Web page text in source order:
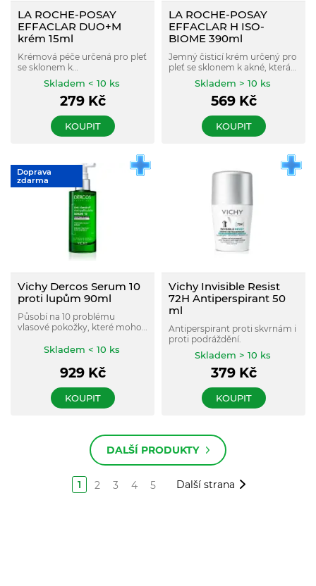
LA ROCHE-POSAY
EFFACLAR DUO+M
krém 15ml
Krémová péče určená pro pleť
se sklonem k
nedokonalostem, která
pomáhá zlepšit vzhled
problematické pleti,
nedokonalostí a podpořit
rovnováhu kožního
Skladem < 10 ks
279Kč
KOUPIT
LA ROCHE-POSAY
EFFACLAR H ISO-
BIOME 390ml
Jemný čisticí krém určený pro
pleť se sklonem k akné, která
je oslabená a vysušená vlivem
dermatologické léčby, šetrně
čistí, zklidňuje a pomáhá
Skladem > 10 ks
569Kč
KOUPIT
Doprava
zdarma
Vichy Dercos Serum 10
proti lupům 90ml
Působí na 10 problému
vlasové pokožky, které mohou
Skladem < 10 ks
929Kč
KOUPIT
Vichy Invisible Resist
72H Antiperspirant 50
ml
Antiperspirant proti skvrnám i
proti podráždění.
Skladem > 10 ks
379Kč
KOUPIT
DALŠÍ PRODUKTY
1 2 3 4 5 Další strana